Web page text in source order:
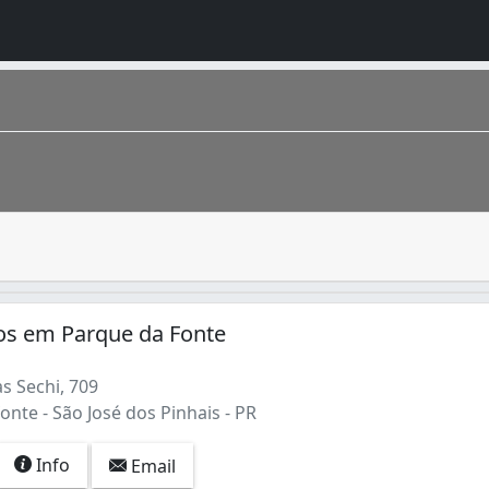
É o terceiro pólo automotivo do País, abrigando
em Parque da Fonte
Sechi, 709
- São José dos Pinhais - PR
Info Email